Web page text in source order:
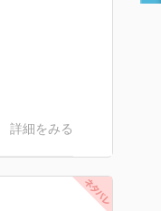
詳細をみる